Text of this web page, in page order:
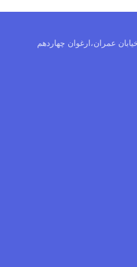
اندیشه،فاز1اندیشه،خیابان عمران،ارغوان چهاردهم